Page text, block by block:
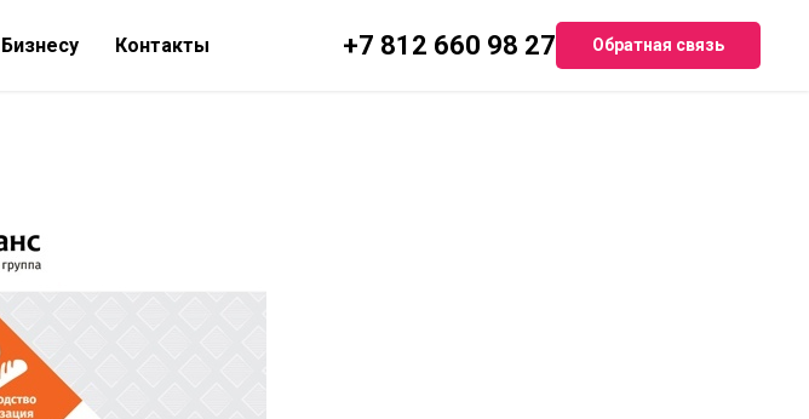
Бизнесу Контакты +7 812 660 98 27 Обратная связь